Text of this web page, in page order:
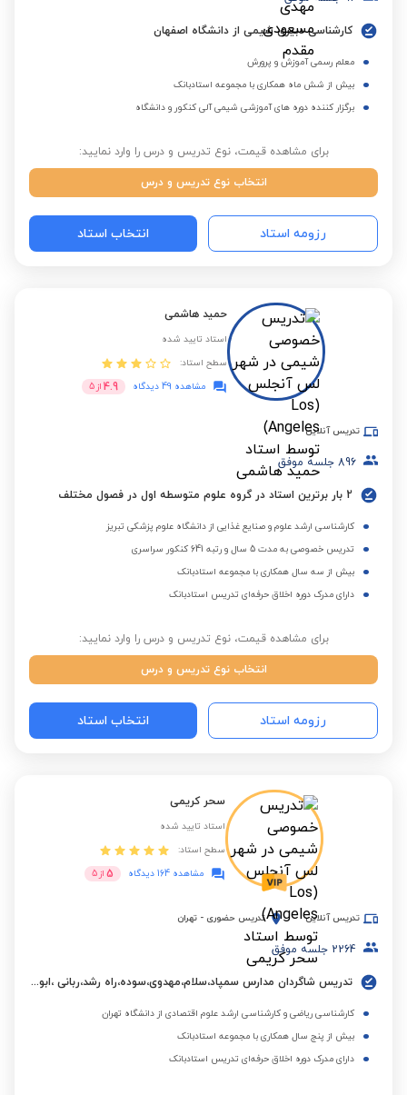
کارشناسی دبیری شیمی از دانشگاه اصفهان
معلم رسمی آموزش و پرورش
بیش از شش ماه همکاری با مجموعه استادبانک
برگزار کننده دوره های آموزشی شیمی آلی کنکور و دانشگاه
برای مشاهده قیمت، نوع تدریس و درس را وارد نمایید:
انتخاب نوع تدریس و درس
رزومه استاد انتخاب استاد
حمید هاشمی
استاد تایید شده
سطح استاد:
مشاهده 49 دیدگاه
4.9 از 5
تدریس آنلاین
896 جلسه موفق
2 بار برترین استاد در گروه علوم متوسطه اول در فصول مختلف
کارشناسی ارشد علوم و صنایع غذایی از دانشگاه علوم پزشکی تبریز
تدریس خصوصی به مدت 5 سال و رتبه 641 کنکور سراسری
بیش از سه سال همکاری با مجموعه استادبانک
دارای مدرک دوره اخلاق حرفه‌ای تدریس استادبانک
برای مشاهده قیمت، نوع تدریس و درس را وارد نمایید:
انتخاب نوع تدریس و درس
رزومه استاد انتخاب استاد
سحر کریمی
استاد تایید شده
سطح استاد:
مشاهده 164 دیدگاه
5 از 5
تدریس آنلاین تدریس حضوری - تهران
2264 جلسه موفق
تدریس شاگردان مدارس سمپاد،سلام،مهدوی،سوده،راه رشد،ربانی ،ابوعلی سینا،البرز و مدارس بین المللی.
کارشناسی ریاضی و کارشناسی ارشد علوم اقتصادی از دانشگاه تهران
بیش از پنج سال همکاری با مجموعه استادبانک
دارای مدرک دوره اخلاق حرفه‌ای تدریس استادبانک